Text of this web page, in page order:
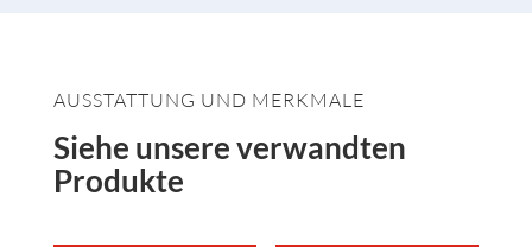
AUSSTATTUNG UND MERKMALE
Siehe unsere verwandten
Produkte